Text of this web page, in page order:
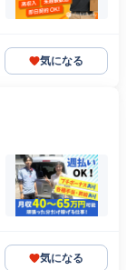
気になる
気になる